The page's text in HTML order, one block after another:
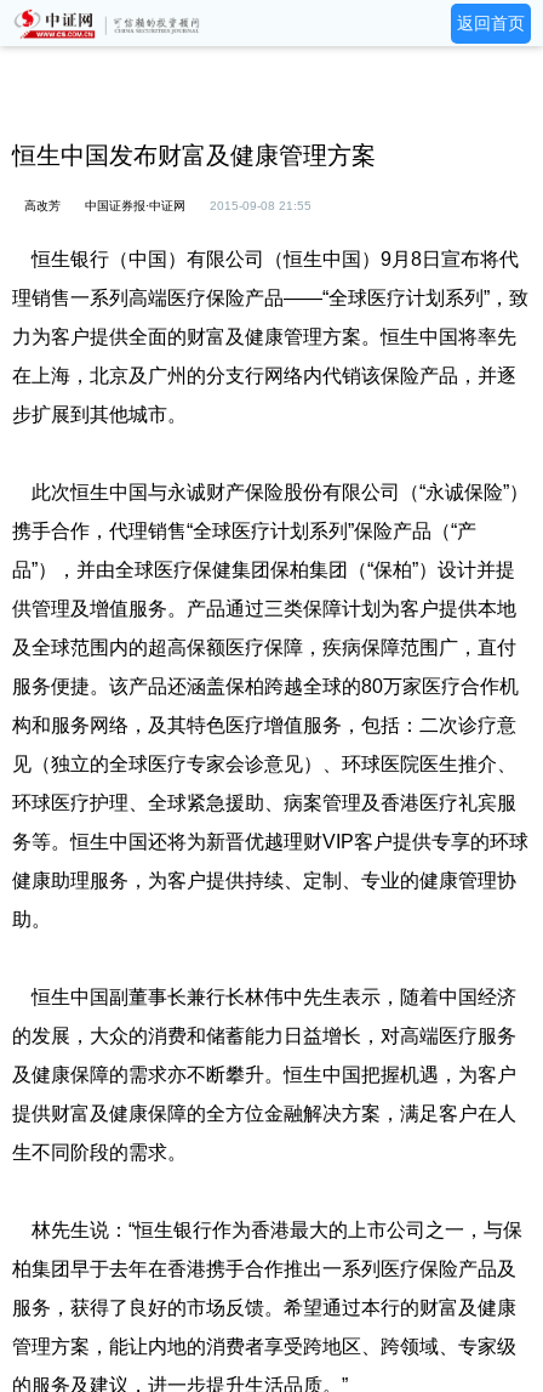
返回首页
恒生中国发布财富及健康管理方案
高改芳 中国证券报·中证网 2015-09-08 21:55
恒生银行（中国）有限公司（恒生中国）9月8日宣布将代
理销售一系列高端医疗保险产品——“全球医疗计划系列”，致
力为客户提供全面的财富及健康管理方案。恒生中国将率先
在上海，北京及广州的分支行网络内代销该保险产品，并逐
步扩展到其他城市。
此次恒生中国与永诚财产保险股份有限公司（“永诚保险”）
携手合作，代理销售“全球医疗计划系列”保险产品（“产
品”），并由全球医疗保健集团保柏集团（“保柏”）设计并提
供管理及增值服务。产品通过三类保障计划为客户提供本地
及全球范围内的超高保额医疗保障，疾病保障范围广，直付
服务便捷。该产品还涵盖保柏跨越全球的80万家医疗合作机
构和服务网络，及其特色医疗增值服务，包括：二次诊疗意
见（独立的全球医疗专家会诊意见）、环球医院医生推介、
环球医疗护理、全球紧急援助、病案管理及香港医疗礼宾服
务等。恒生中国还将为新晋优越理财VIP客户提供专享的环球
健康助理服务，为客户提供持续、定制、专业的健康管理协
助。
恒生中国副董事长兼行长林伟中先生表示，随着中国经济
的发展，大众的消费和储蓄能力日益增长，对高端医疗服务
及健康保障的需求亦不断攀升。恒生中国把握机遇，为客户
提供财富及健康保障的全方位金融解决方案，满足客户在人
生不同阶段的需求。
林先生说：“恒生银行作为香港最大的上市公司之一，与保
柏集团早于去年在香港携手合作推出一系列医疗保险产品及
服务，获得了良好的市场反馈。希望通过本行的财富及健康
管理方案，能让内地的消费者享受跨地区、跨领域、专家级
的服务及建议，进一步提升生活品质。”